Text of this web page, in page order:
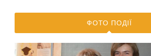
ФОТО ПОДІЇ